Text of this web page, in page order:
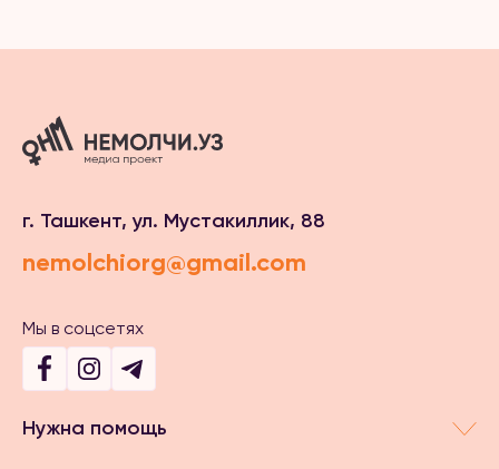
г. Ташкент, ул. Мустакиллик, 88
nemolchiorg@gmail.com
Мы в соцсетях
Нужна помощь